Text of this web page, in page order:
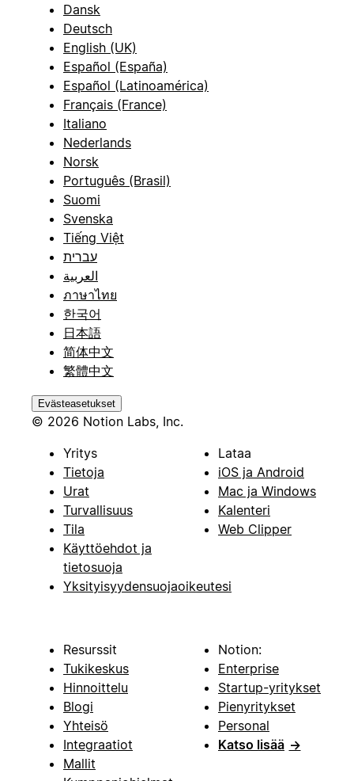
Dansk
Deutsch
English (UK)
Español (España)
Español (Latinoamérica)
Français (France)
Italiano
Nederlands
Norsk
Português (Brasil)
Suomi
Svenska
Tiếng Việt
עברית
العربية
ภาษาไทย
한국어
日本語
简体中文
繁體中文
Evästeasetukset
© 2026 Notion Labs, Inc.
Yritys
Tietoja
Urat
Turvallisuus
Tila
Käyttöehdot ja
tietosuoja
Yksityisyydensuojaoikeutesi
Lataa
iOS ja Android
Mac ja Windows
Kalenteri
Web Clipper
Resurssit
Tukikeskus
Hinnoittelu
Blogi
Yhteisö
Integraatiot
Mallit
Notion:
Enterprise
Startup-yritykset
Pienyritykset
Personal
Katso lisää →